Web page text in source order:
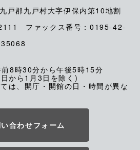
郡九戸村大字伊保内第10地割
ファックス番号：0195-42-
8時30分から午後5時15分
から1月3日を除く)
は、開庁・開館の日・時間が異な
合わせフォーム